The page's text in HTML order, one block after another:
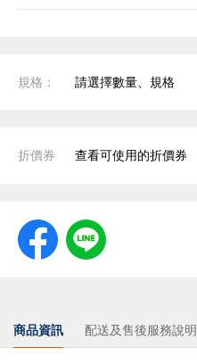
規格： 請選擇數量、規格
折價券 查看可使用的折價券
商品資訊 配送及售後服務說明